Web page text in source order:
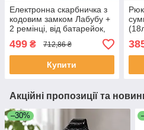
Електронна скарбничка з
кодовим замком Лабубу +
2 ремінці, від батарейок,
20.5х19х10 см / Дитяча
скарбничка рюкзак
499 ₴ 712,86 ₴
Купити
Акційні пропозиції та
–30%